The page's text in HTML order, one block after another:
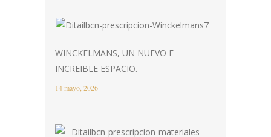
WINCKELMANS, UN NUEVO E
INCREIBLE ESPACIO.
14 mayo, 2026